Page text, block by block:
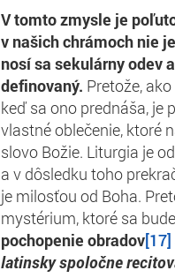
V tomto zmysle je
v našich chrámoch nie
nosí sa sekulárny odev
definovaný. Pretože,
keď sa ono prednáša, je
vlastné oblečenie, ktoré
slovo Božie. Liturgia je
a v dôsledku toho
je milosťou od Boha.
mystérium, ktoré sa
pochopenie obradov[17]
latinsky spoločne